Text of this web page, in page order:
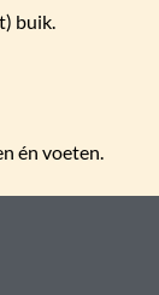
buik.
én voeten.